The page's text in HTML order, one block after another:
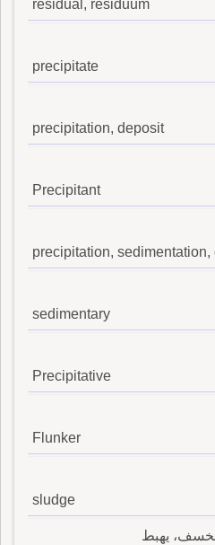
residual, residuum
precipitate
precipitation, deposit
Precipitant
precipitation, sedimentation,
sedimentary
Precipitative
Flunker
sludge
يهبط